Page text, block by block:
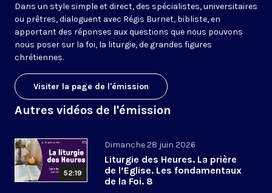
Dans un style simple et direct, des spécialistes, universitaires
ou prêtres, dialoguent avec Régis Burnet, bibliste, en
apportant des réponses aux questions que nous pouvons
nous poser sur la foi, la liturgie, de grandes figures
chrétiennes.
Visiter la page de l'émission
Autres vidéos de l'émission
52:19
Dimanche 28 juin 2026
Liturgie des Heures. La prière
de l’Eglise. Les fondamentaux
de la Foi. 8